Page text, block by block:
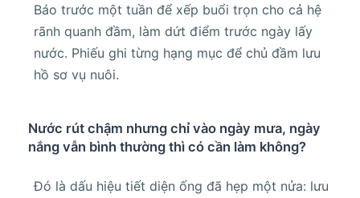
Báo trước một tuần để xếp buổi trọn cho cả hệ
rãnh quanh đầm, làm dứt điểm trước ngày lấy
nước. Phiếu ghi từng hạng mục để chủ đầm lưu
hồ sơ vụ nuôi.
Nước rút chậm nhưng chỉ vào ngày mưa, ngày
nắng vẫn bình thường thì có cần làm không?
Đó là dấu hiệu tiết diện ống đã hẹp một nửa: lưu